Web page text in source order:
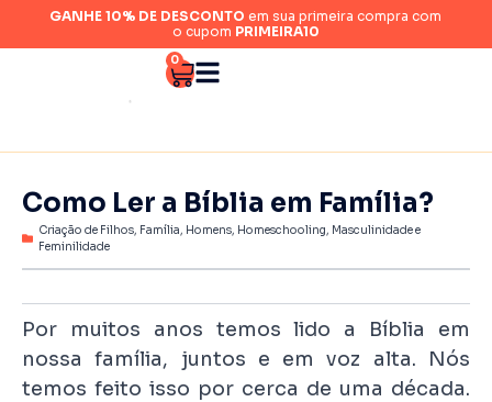
GANHE 10% DE DESCONTO em sua primeira compra com
o cupom PRIMEIRA10
0
Como Ler a Bíblia em Família?
Criação de Filhos, Família, Homens, Homeschooling, Masculinidade e
Feminilidade
Por muitos anos temos lido a Bíblia em
nossa família, juntos e em voz alta. Nós
temos feito isso por cerca de uma década.